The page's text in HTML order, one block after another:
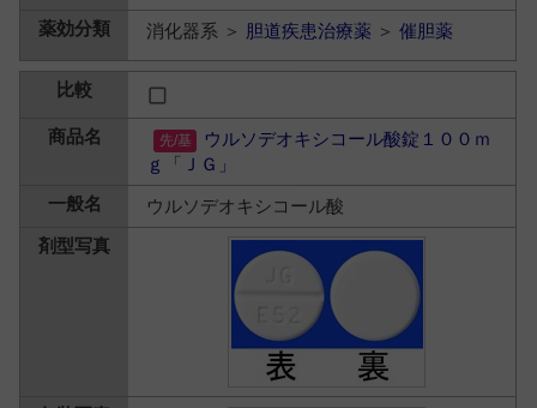
消化器系 ＞ 胆道疾患治療薬 ＞催胆薬
ウルソデオキシコール酸錠１００ｍ
ｇ「ＪＧ」
ウルソデオキシコール酸